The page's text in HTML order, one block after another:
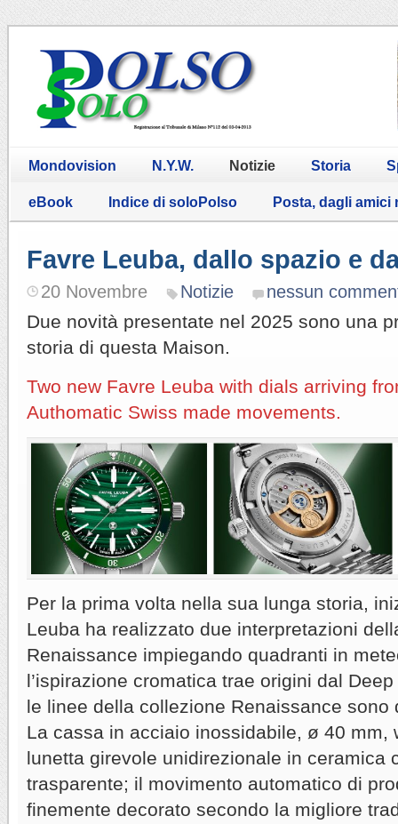
Mondovision N.Y.W. Notizie Storia
eBook Indice di soloPolso Posta, dagli amici
Favre Leuba, dallo spazio e
20 Novembre Notizie nessun
Due novità presentate nel 2025 sono una
storia di questa Maison.
Two new Favre Leuba with dials arriving
Authomatic Swiss made movements.
Per la prima volta nella sua lunga storia,
Leuba ha realizzato due interpretazioni
Renaissance impiegando quadranti in
l’ispirazione cromatica trae origini dal
le linee della collezione Renaissance sono
La cassa in acciaio inossidabile, ø 40 mm,
lunetta girevole unidirezionale in ceramica
trasparente; il movimento automatico di
finemente decorato secondo la migliore